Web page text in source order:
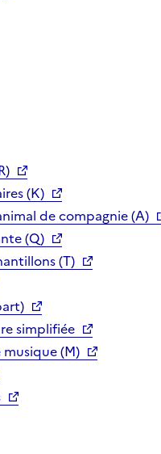
(K)
de compagnie (A)
(Q)
(T)
simplifiée
(M)